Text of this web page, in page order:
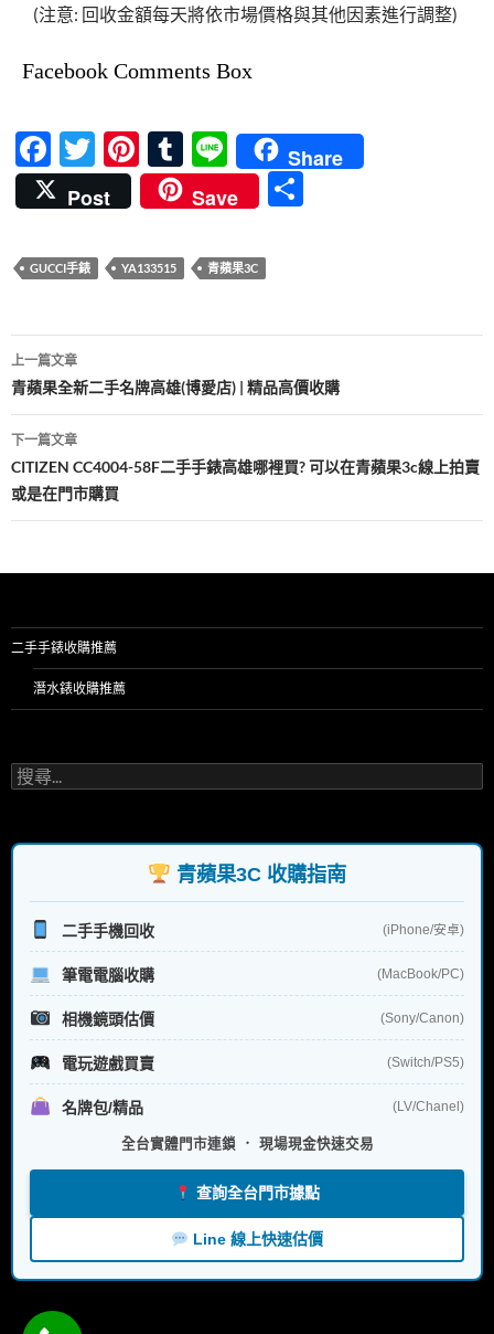
(注意: 回收金額每天將依市場價格與其他因素進行調整)
Facebook Comments Box
F
ac
e
b
o
o
k
T
w
itt
er
Pi
nt
er
es
t
T
u
m
bl
r
Li
n
e
Share
Post
Save
GUCCI手錶 YA133515 青蘋果3C
文
章
導
覽
上一篇文章
青蘋果全新二手名牌高雄(博愛店) | 精品高價收購
下一篇文章
CITIZEN CC4004-58F二手手錶高雄哪裡買? 可以在青蘋果3c線上拍賣
或是在門市購買
二手手錶收購推薦
潛水錶收購推薦
搜
尋
字:
青蘋果3C 收購指南
二手手機回收 (iPhone/安卓)
筆電電腦收購 (MacBook/PC)
相機鏡頭估價 (Sony/Canon)
電玩遊戲買賣 (Switch/PS5)
名牌包/精品 (LV/Chanel)
全台實體門市連鎖 ． 現場現金快速交易
查詢全台門市據點
Line 線上快速估價